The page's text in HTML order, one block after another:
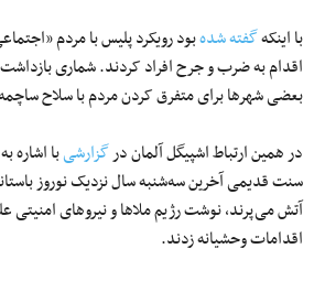
با اینکهگفته شدهبود رویکرد پلیس با مردم
اقدام به ضرب و جرح افراد کردند. شماری
بعضی شهرها برای متفرق کردن مردم با سلاح
در همین ارتباط اشپیگل آلمان درگزارشیبا اشاره
سنت قدیمی آخرین سه‌شنبه سال نزدیک نوروز
آتش می‌پرند، نوشت رژیم ملاها و نیروهای
اقدامات وحشیانه زدند.